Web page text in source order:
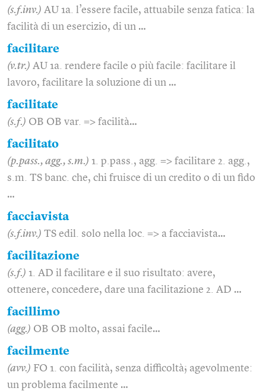
(s.f.inv.) AU 1a. l’essere facile, attuabile senza fatica: la
facilità di un esercizio, di un …
facilitare
(v.tr.) AU 1a. rendere facile o più facile: facilitare il
lavoro, facilitare la soluzione di un …
facilitate
(s.f.) OB OB var. => facilità…
facilitato
(p.pass., agg., s.m.) 1. p.pass., agg. => facilitare 2. agg.,
s.m. TS banc. che, chi fruisce di un credito o di un fido
…
facciavista
(s.f.inv.) TS edil. solo nella loc. => a facciavista…
facilitazione
(s.f.) 1. AD il facilitare e il suo risultato: avere,
ottenere, concedere, dare una facilitazione 2. AD …
facillimo
(agg.) OB OB molto, assai facile…
facilmente
(avv.) FO 1. con facilità, senza difficoltà; agevolmente:
un problema facilmente …